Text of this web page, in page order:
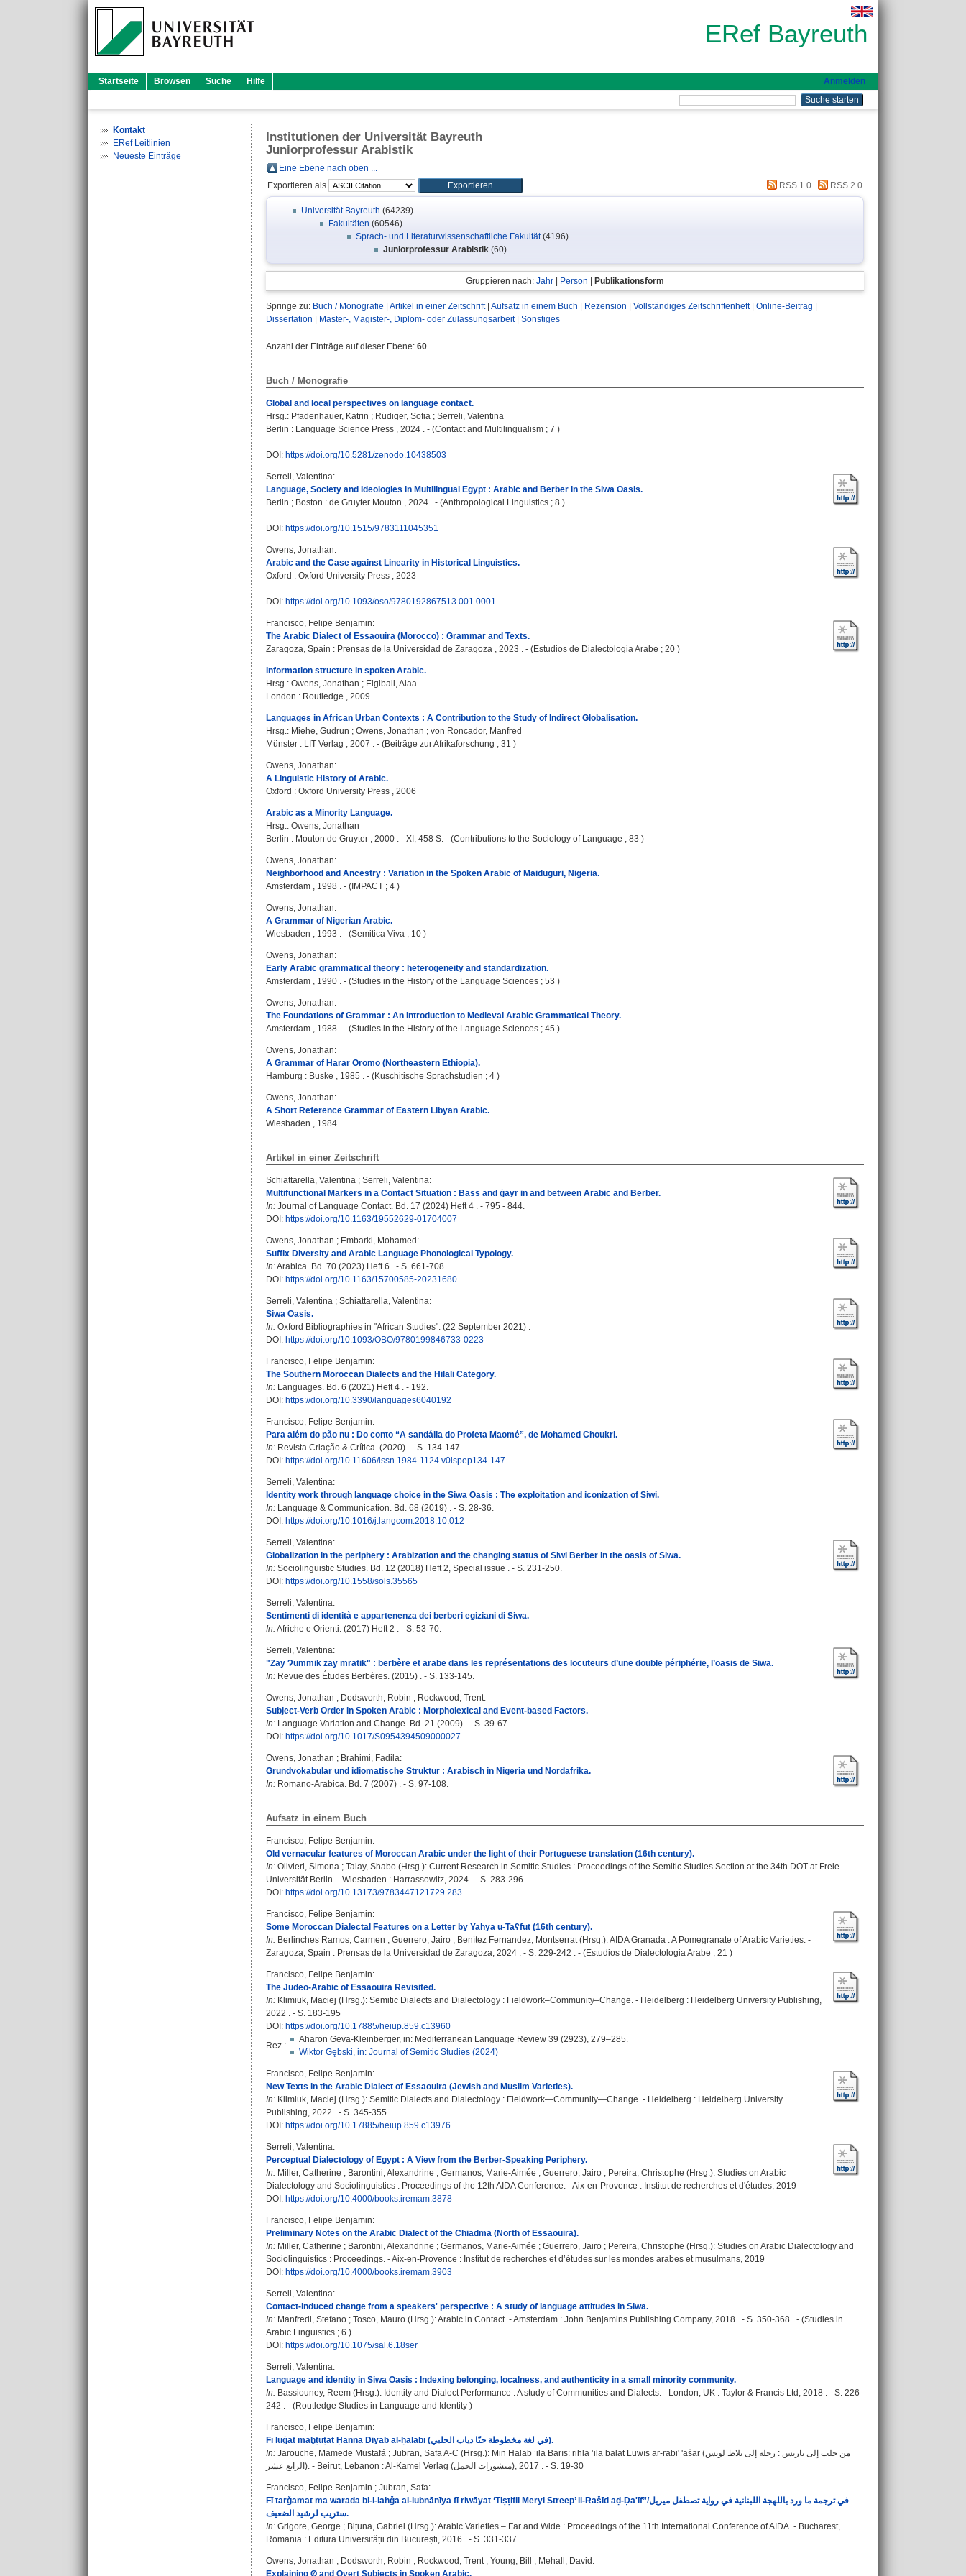
ERef Bayreuth
Startseite Browsen Suche Hilfe Anmelden
Kontakt
ERef Leitlinien
Neueste Einträge
Institutionen der Universität Bayreuth
Juniorprofessur Arabistik
Eine Ebene nach oben ...
Exportieren als
RSS 1.0 RSS 2.0
Universität Bayreuth (64239)
Fakultäten (60546)
Sprach- und Literaturwissenschaftliche Fakultät(4196)
Juniorprofessur Arabistik (60)
Gruppieren nach: Jahr Person Publikationsform
Springe zu: Buch / Monografie Artikel in einer Zeitschrift| Aufsatz in einem Buch Rezension Vollständiges Zeitschriftenheft| Online-Beitrag
Dissertation
Master-, Magister-, Diplom- oder Zulassungsarbeit| Sonstiges
Anzahl der Einträge auf dieser Ebene: 60.
Buch / Monografie
Global and local perspectives on language contact.
Hrsg.: Pfadenhauer, Katrin ; Rüdiger, Sofia ; Serreli, Valentina
Berlin : Language Science Press , 2024 . - (Contact and Multilingualism ; 7 )
DOI: https://doi.org/10.5281/zenodo.10438503
Serreli, Valentina:
Language, Society and Ideologies in Multilingual Egypt : Arabic and Berber in the Siwa Oasis.
Berlin ; Boston : de Gruyter Mouton , 2024 . - (Anthropological Linguistics ; 8 )
DOI: https://doi.org/10.1515/9783111045351
Owens, Jonathan:
Arabic and the Case against Linearity in Historical Linguistics.
Oxford : Oxford University Press , 2023
DOI: https://doi.org/10.1093/oso/9780192867513.001.0001
Francisco, Felipe Benjamin:
The Arabic Dialect of Essaouira (Morocco) : Grammar and Texts.
Zaragoza, Spain : Prensas de la Universidad de Zaragoza , 2023 . - (Estudios de Dialectologia Arabe ; 20 )
Information structure in spoken Arabic.
Hrsg.: Owens, Jonathan ; Elgibali, Alaa
London : Routledge , 2009
Languages in African Urban Contexts : A Contribution to the Study of Indirect Globalisation.
Hrsg.: Miehe, Gudrun ; Owens, Jonathan ; von Roncador, Manfred
Münster : LIT Verlag , 2007 . - (Beiträge zur Afrikaforschung ; 31 )
Owens, Jonathan:
A Linguistic History of Arabic.
Oxford : Oxford University Press , 2006
Arabic as a Minority Language.
Hrsg.: Owens, Jonathan
Berlin : Mouton de Gruyter , 2000 . - XI, 458 S. - (Contributions to the Sociology of Language ; 83 )
Owens, Jonathan:
Neighborhood and Ancestry : Variation in the Spoken Arabic of Maiduguri, Nigeria.
Amsterdam , 1998 . - (IMPACT ; 4 )
Owens, Jonathan:
A Grammar of Nigerian Arabic.
Wiesbaden , 1993 . - (Semitica Viva ; 10 )
Owens, Jonathan:
Early Arabic grammatical theory : heterogeneity and standardization.
Amsterdam , 1990 . - (Studies in the History of the Language Sciences ; 53 )
Owens, Jonathan:
The Foundations of Grammar : An Introduction to Medieval Arabic Grammatical Theory.
Amsterdam , 1988 . - (Studies in the History of the Language Sciences ; 45 )
Owens, Jonathan:
A Grammar of Harar Oromo (Northeastern Ethiopia).
Hamburg : Buske , 1985 . - (Kuschitische Sprachstudien ; 4 )
Owens, Jonathan:
A Short Reference Grammar of Eastern Libyan Arabic.
Wiesbaden , 1984
Artikel in einer Zeitschrift
Schiattarella, Valentina ; Serreli, Valentina:
Multifunctional Markers in a Contact Situation : Bass and ġayr in and between Arabic and Berber.
In: Journal of Language Contact. Bd. 17 (2024) Heft 4 . - 795 - 844.
DOI: https://doi.org/10.1163/19552629-01704007
Owens, Jonathan ; Embarki, Mohamed :
Suffix Diversity and Arabic Language Phonological Typology.
In:Arabica. Bd. 70 (2023) Heft 6 . - S. 661-708.
DOI: https://doi.org/10.1163/15700585-20231680
Serreli, Valentina ; Schiattarella, Valentina:
Siwa Oasis.
In: Oxford Bibliographies in "African Studies". (22 September 2021) .
DOI: https://doi.org/10.1093/OBO/9780199846733-0223
Francisco, Felipe Benjamin:
The Southern Moroccan Dialects and the Hilāli Category.
In: Languages. Bd. 6 (2021) Heft 4 . - 192.
DOI: https://doi.org/10.3390/languages6040192
Francisco, Felipe Benjamin:
Para além do pão nu : Do conto “A sandália do Profeta Maomé”, de Mohamed Choukri.
In: Revista Criação & Crítica. (2020) . - S. 134-147.
DOI: https://doi.org/10.11606/issn.1984-1124.v0ispep134-147
Serreli, Valentina:
Identity work through language choice in the Siwa Oasis : The exploitation and iconization of Siwi.
In: Language & Communication. Bd. 68 (2019) . - S. 28-36.
DOI: https://doi.org/10.1016/j.langcom.2018.10.012
Serreli, Valentina:
Globalization in the periphery : Arabization and the changing status of Siwi Berber in the oasis of Siwa.
In: Sociolinguistic Studies. Bd. 12 (2018) Heft 2, Special issue . - S. 231-250.
DOI: https://doi.org/10.1558/sols.35565
Serreli, Valentina:
Sentimenti di identità e appartenenza dei berberi egiziani di Siwa.
In:Afriche e Orienti. (2017) Heft 2 . - S. 53-70.
Serreli, Valentina:
"Zay Ɂummik zay mratik" : berbère et arabe dans les représentations des locuteurs d’une double périphérie, l’oasis de Siwa.
In: Revue des Études Berbères. (2015) . - S. 133-145.
Owens, Jonathan ; Dodsworth, Robin ; Rockwood, Trent:
Subject-Verb Order in Spoken Arabic : Morpholexical and Event-based Factors.
In: Language Variation and Change. Bd. 21 (2009) . - S. 39-67.
DOI: https://doi.org/10.1017/S0954394509000027
Owens, Jonathan ; Brahimi, Fadila:
Grundvokabular und idiomatische Struktur : Arabisch in Nigeria und Nordafrika.
In: Romano-Arabica. Bd. 7 (2007) . - S. 97-108.
Aufsatz in einem Buch
Francisco, Felipe Benjamin:
Old vernacular features of Moroccan Arabic under the light of their Portuguese translation (16th century).
In: Olivieri, Simona ; Talay, Shabo (Hrsg.): Current Research in Semitic Studies : Proceedings of the Semitic Studies Section at the 34th DOT at Freie
Universität Berlin. - Wiesbaden : Harrassowitz, 2024 . - S. 283-296
DOI: https://doi.org/10.13173/9783447121729.283
Francisco, Felipe Benjamin:
Some Moroccan Dialectal Features on a Letter by Yahya u-Taʕfut (16th century).
In: Berlinches Ramos, Carmen ; Guerrero, Jairo ; Benítez Fernandez, Montserrat(Hrsg.): AIDA Granada : A Pomegranate of Arabic Varieties. -
Zaragoza, Spain : Prensas de la Universidad de Zaragoza, 2024 . - S. 229-242 . - (Estudios de Dialectologia Arabe ; 21 )
Francisco, Felipe Benjamin:
The Judeo-Arabic of Essaouira Revisited.
In: Klimiuk, Maciej (Hrsg.): Semitic Dialects and Dialectology : Fieldwork–Community–Change. - Heidelberg : Heidelberg University Publishing,
2022 . - S. 183-195
DOI: https://doi.org/10.17885/heiup.859.c13960
Rez.:
Aharon Geva-Kleinberger, in: Mediterranean Language Review 39 (2923), 279–285.
Wiktor Gębski, in: Journal of Semitic Studies (2024)
Francisco, Felipe Benjamin:
New Texts in the Arabic Dialect of Essaouira (Jewish and Muslim Varieties).
In: Klimiuk, Maciej (Hrsg.): Semitic Dialects and Dialectology : Fieldwork—Community—Change. - Heidelberg : Heidelberg University
Publishing, 2022 . - S. 345-355
DOI: https://doi.org/10.17885/heiup.859.c13976
Serreli, Valentina:
Perceptual Dialectology of Egypt : A View from the Berber-Speaking Periphery.
In: Miller, Catherine ; Barontini, Alexandrine ; Germanos, Marie-Aimée ; Guerrero, Jairo ; Pereira, Christophe (Hrsg.): Studies on Arabic
Dialectology and Sociolinguistics : Proceedings of the 12th AIDA Conference. - Aix-en-Provence : Institut de recherches et d'études, 2019
DOI: https://doi.org/10.4000/books.iremam.3878
Francisco, Felipe Benjamin:
Preliminary Notes on the Arabic Dialect of the Chiadma (North of Essaouira).
In: Miller, Catherine ; Barontini, Alexandrine ; Germanos, Marie-Aimée ; Guerrero, Jairo ; Pereira, Christophe (Hrsg.): Studies on Arabic Dialectology and
Sociolinguistics : Proceedings. - Aix-en-Provence : Institut de recherches et d’études sur les mondes arabes et musulmans, 2019
DOI: https://doi.org/10.4000/books.iremam.3903
Serreli, Valentina:
Contact-induced change from a speakers' perspective : A study of language attitudes in Siwa.
In: Manfredi, Stefano ; Tosco, Mauro (Hrsg.): Arabic in Contact. - Amsterdam : John Benjamins Publishing Company, 2018 . - S. 350-368 . - (Studies in
Arabic Linguistics ; 6 )
DOI: https://doi.org/10.1075/sal.6.18ser
Serreli, Valentina:
Language and identity in Siwa Oasis : Indexing belonging, localness, and authenticity in a small minority community.
In: Bassiouney, Reem (Hrsg.): Identity and Dialect Performance : A study of Communities and Dialects. - London, UK : Taylor & Francis Ltd, 2018 . - S. 226-
242 . - (Routledge Studies in Language and Identity )
Francisco, Felipe Benjamin:
Fī luġat maḫṭūṭat Ḥanna Diyāb al-ḥalabī (في لغة مخطوطة حنّا دياب الحلبي).
In: Jarouche, Mamede Mustafá ; Jubran, Safa A-C (Hrsg.): Min Ḥalab ’ila Bārīs: riḥla ’ila balāṭ Luwīs ar-rābi' 'ašar (من حلب إلى باريس : رحلة إلى بلاط لويس
الرابع عشر). - Beirut, Lebanon : Al-Kamel Verlag (منشورات الجمل), 2017 . - S. 19-30
Francisco, Felipe Benjamin ; Jubran, Safa:
Fī tarǧamat ma warada bi-l-lahǧa al-lubnānīya fī riwāyat ‘Tiṣṭifil Meryl Streep’ li-Rašīd aḍ-Ḍa'īf”/في ترجمة ما ورد باللهجة اللبنانية في رواية تصطفل ميريل
ستريب لرشيد الضعيف.
In: Grigore, George ; Bițuna, Gabriel (Hrsg.): Arabic Varieties – Far and Wide : Proceedings of the 11th International Conference of AIDA. - Bucharest,
Romania : Editura Universității din București, 2016 . - S. 331-337
Owens, Jonathan ; Dodsworth, Robin ; Rockwood, Trent; Young, Bill ; Mehall, David :
Explaining Ø and Overt Subjects in Spoken Arabic.